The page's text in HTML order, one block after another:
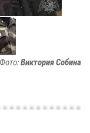
Фото:Виктория Собина